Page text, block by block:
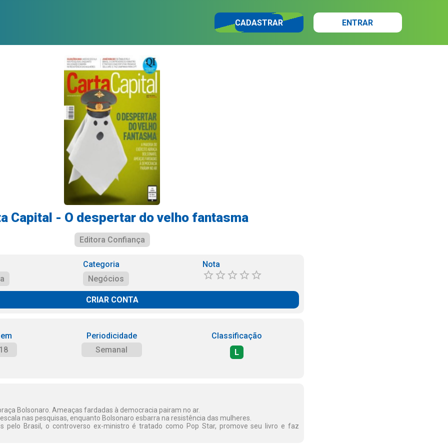
CADASTRAR ENTRAR
Capital - O despertar do velho fantasma
Editora Confiança
Categoria
Negócios
Nota
CRIAR CONTA
Periodicidade
Semanal
Classificação
L
Bolsonaro. Ameaças fardadas à democracia pairam no ar.
nas pesquisas, enquanto Bolsonaro esbarra na resistência das mulheres.
pelo Brasil, o controverso ex-ministro é tratado como Pop Star, promove seu livro e faz